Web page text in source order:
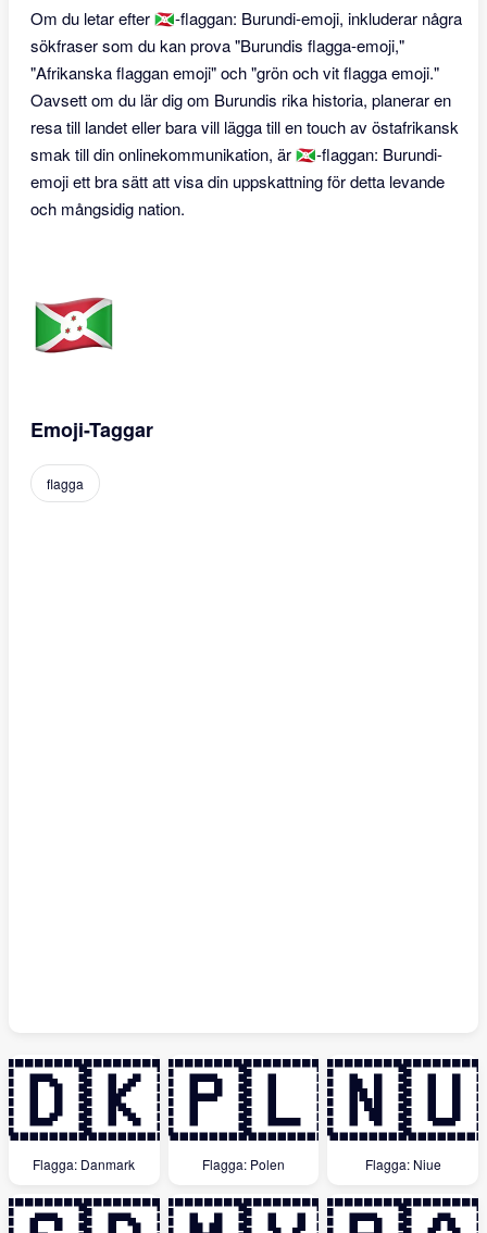
Om du letar efter 🇧🇮-flaggan: Burundi-emoji, inkluderar några
sökfraser som du kan prova "Burundis flagga-emoji,"
"Afrikanska flaggan emoji" och "grön och vit flagga emoji."
Oavsett om du lär dig om Burundis rika historia, planerar en
resa till landet eller bara vill lägga till en touch av östafrikansk
smak till din onlinekommunikation, är 🇧🇮-flaggan: Burundi-
emoji ett bra sätt att visa din uppskattning för detta levande
och mångsidig nation.
Emoji-Taggar
flagga
🇩🇰
Flagga: Danmark
🇵🇱
Flagga: Polen
🇳🇺
Flagga: Niue